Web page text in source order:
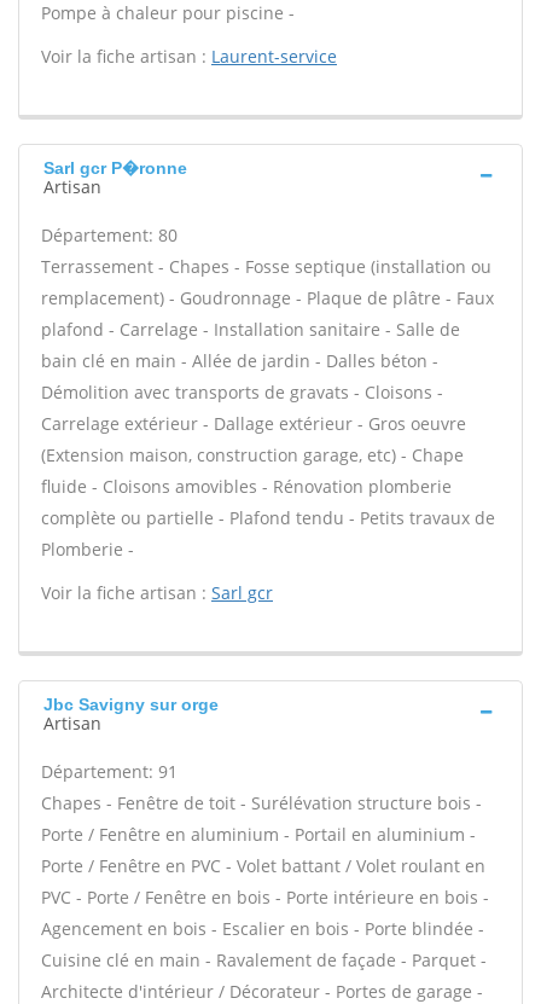
Pompe à chaleur pour piscine -
Voir la fiche artisan : Laurent-service
Sarl gcr P�ronne
Artisan
Département: 80
Terrassement - Chapes - Fosse septique (installation ou
remplacement) - Goudronnage - Plaque de plâtre - Faux
plafond - Carrelage - Installation sanitaire - Salle de
bain clé en main - Allée de jardin - Dalles béton -
Démolition avec transports de gravats - Cloisons -
Carrelage extérieur - Dallage extérieur - Gros oeuvre
(Extension maison, construction garage, etc) - Chape
fluide - Cloisons amovibles - Rénovation plomberie
complète ou partielle - Plafond tendu - Petits travaux de
Plomberie -
Voir la fiche artisan : Sarl gcr
Jbc Savigny sur orge
Artisan
Département: 91
Chapes - Fenêtre de toit - Surélévation structure bois -
Porte / Fenêtre en aluminium - Portail en aluminium -
Porte / Fenêtre en PVC - Volet battant / Volet roulant en
PVC - Porte / Fenêtre en bois - Porte intérieure en bois -
Agencement en bois - Escalier en bois - Porte blindée -
Cuisine clé en main - Ravalement de façade - Parquet -
Architecte d'intérieur / Décorateur - Portes de garage -